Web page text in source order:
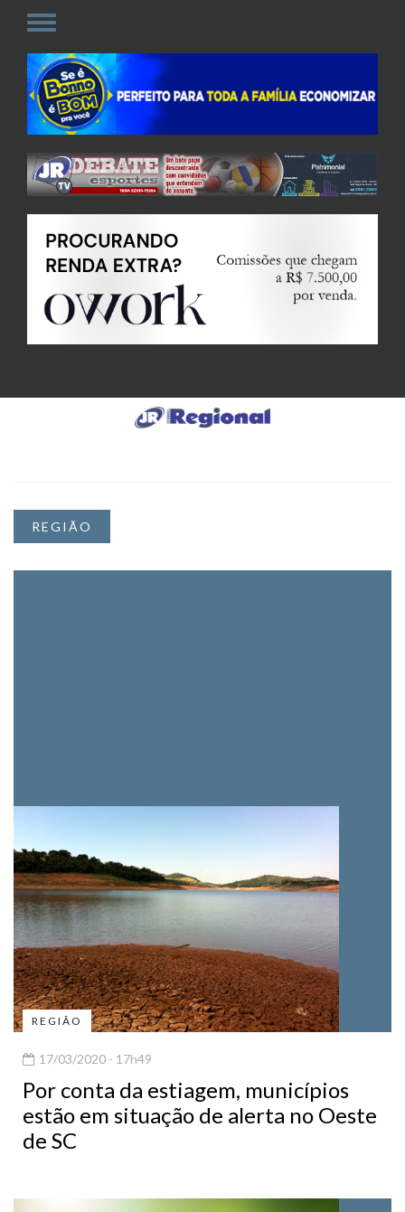
REGIÃO
REGIÃO
17/03/2020 - 17h49
Por conta da estiagem, municípios
estão em situação de alerta no Oeste
de SC